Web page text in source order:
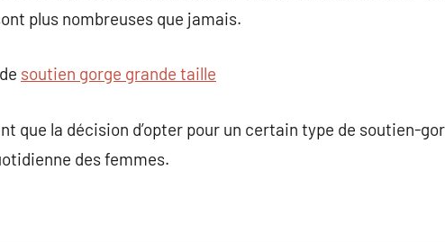
plus nombreuses que jamais.
soutien gorge grande taille
que la décision d’opter pour un certain type de soutien-
des femmes.